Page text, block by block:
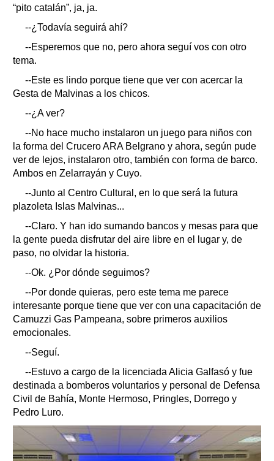
“pito catalán”, ja, ja.
--¿Todavía seguirá ahí?
--Esperemos que no, pero ahora seguí vos con otro
tema.
--Este es lindo porque tiene que ver con acercar la
Gesta de Malvinas a los chicos.
--¿A ver?
--No hace mucho instalaron un juego para niños con
la forma del Crucero ARA Belgrano y ahora, según pude
ver de lejos, instalaron otro, también con forma de barco.
Ambos en Zelarrayán y Cuyo.
--Junto al Centro Cultural, en lo que será la futura
plazoleta Islas Malvinas...
--Claro. Y han ido sumando bancos y mesas para que
la gente pueda disfrutar del aire libre en el lugar y, de
paso, no olvidar la historia.
--Ok. ¿Por dónde seguimos?
--Por donde quieras, pero este tema me parece
interesante porque tiene que ver con una capacitación de
Camuzzi Gas Pampeana, sobre primeros auxilios
emocionales.
--Seguí.
--Estuvo a cargo de la licenciada Alicia Galfasó y fue
destinada a bomberos voluntarios y personal de Defensa
Civil de Bahía, Monte Hermoso, Pringles, Dorrego y
Pedro Luro.